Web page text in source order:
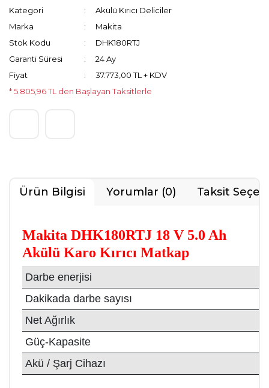
Kategori
Akülü Kırıcı Deliciler
Marka
Makita
Stok Kodu
DHK180RTJ
Garanti Süresi
24 Ay
Fiyat
37.773,00 TL + KDV
* 5.805,96 TL den Başlayan Taksitlerle
Ürün Bilgisi Yorumlar (0) Taksit
Makita DHK180RTJ 18 V 5.0 Ah
Akülü Karo Kırıcı Matkap
Darbe enerjisi
Dakikada darbe sayısı
Net Ağırlık
Güç-Kapasite
Akü / Şarj Cihazı